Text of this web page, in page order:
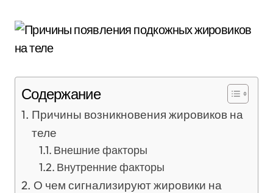
Содержание
Причины возникновения жировиков на
теле
Внешние факторы
Внутренние факторы
О чем сигнализируют жировики на